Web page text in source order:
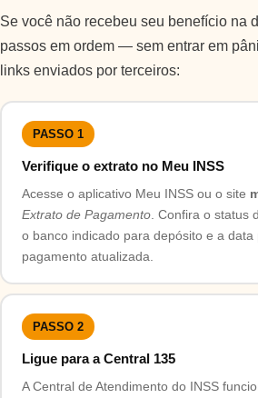
Se você não recebeu seu benefício na
passos em ordem — sem entrar em
links enviados por terceiros:
PASSO 1
Verifique o extrato no Meu INSS
Acesse o aplicativo Meu INSS ou o site
Extrato de Pagamento. Confira o status
o banco indicado para depósito e a data
pagamento atualizada.
PASSO 2
Ligue para a Central 135
A Central de Atendimento do INSS